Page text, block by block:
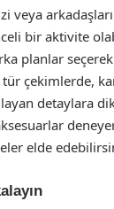
veya
bir aktivite
planlar
çekimlerde,
detaylara
elde